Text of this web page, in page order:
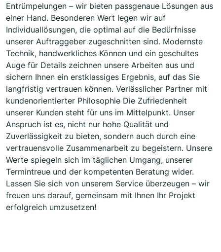
Entrümpelungen – wir bieten passgenaue Lösungen aus
einer Hand. Besonderen Wert legen wir auf
Individuallösungen, die optimal auf die Bedürfnisse
unserer Auftraggeber zugeschnitten sind. Modernste
Technik, handwerkliches Können und ein geschultes
Auge für Details zeichnen unsere Arbeiten aus und
sichern Ihnen ein erstklassiges Ergebnis, auf das Sie
langfristig vertrauen können. Verlässlicher Partner mit
kundenorientierter Philosophie Die Zufriedenheit
unserer Kunden steht für uns im Mittelpunkt. Unser
Anspruch ist es, nicht nur hohe Qualität und
Zuverlässigkeit zu bieten, sondern auch durch eine
vertrauensvolle Zusammenarbeit zu begeistern. Unsere
Werte spiegeln sich im täglichen Umgang, unserer
Termintreue und der kompetenten Beratung wider.
Lassen Sie sich von unserem Service überzeugen – wir
freuen uns darauf, gemeinsam mit Ihnen Ihr Projekt
erfolgreich umzusetzen!